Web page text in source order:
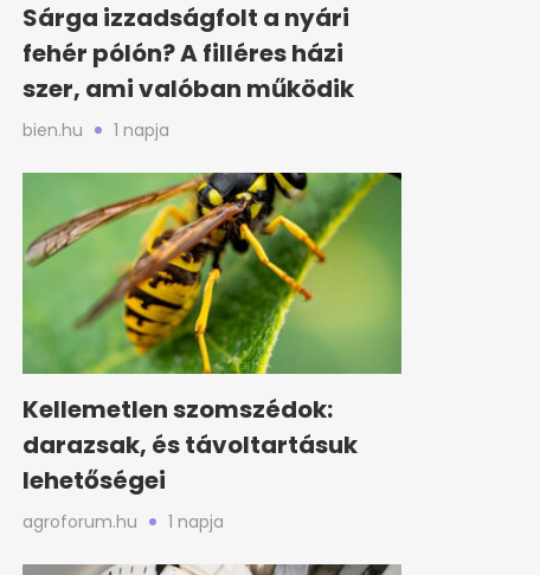
Sárga izzadságfolt a nyári
fehér pólón? A filléres házi
szer, ami valóban működik
bien.hu 1 napja
Kellemetlen szomszédok:
darazsak, és távoltartásuk
lehetőségei
agroforum.hu 1 napja